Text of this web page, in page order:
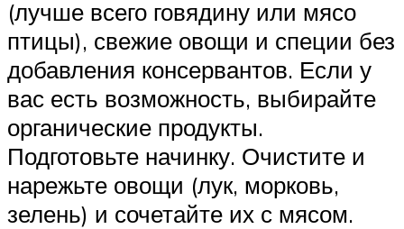
(лучше всего говядину или мясо
птицы), свежие овощи и специи без
добавления консервантов. Если у
вас есть возможность, выбирайте
органические продукты.
Подготовьте начинку. Очистите и
нарежьте овощи (лук, морковь,
зелень) и сочетайте их с мясом.